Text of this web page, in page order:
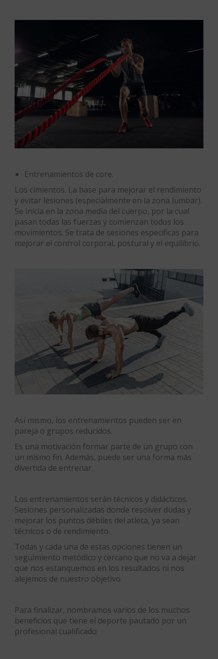
Entrenamientos de core.
Los cimientos. La base para mejorar el rendimiento
y evitar lesiones (especialmente en la zona lumbar).
Se inicia en la zona media del cuerpo, por la cual
pasan todas las fuerzas y comienzan todos los
movimientos. Se trata de sesiones específicas para
mejorar el control corporal, postural y el equilibrio.
Así mismo, los entrenamientos pueden ser en
pareja o grupos reducidos.
Es una motivación formar parte de un grupo con
un mismo fin. Además, puede ser una forma más
divertida de entrenar.
Los entrenamientos serán técnicos y didácticos.
Sesiones personalizadas donde resolver dudas y
mejorar los puntos débiles del atleta, ya sean
técnicos o de rendimiento.
Todas y cada una de estas opciones tienen un
seguimiento metódico y cercano que no va a dejar
que nos estanquemos en los resultados ni nos
alejemos de nuestro objetivo.
Para finalizar, nombramos varios de los muchos
beneficios que tiene el deporte pautado por un
profesional cualificado: